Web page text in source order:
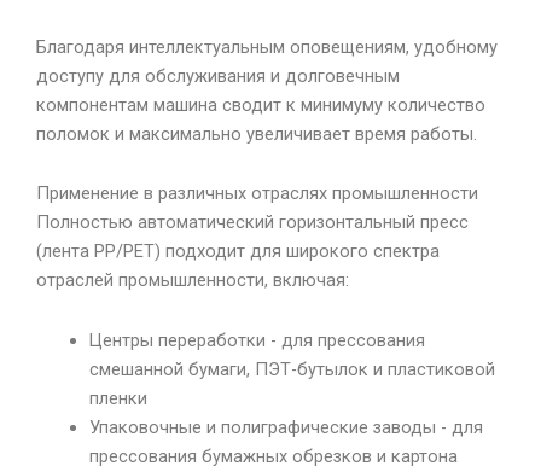
Благодаря интеллектуальным оповещениям, удобному
доступу для обслуживания и долговечным
компонентам машина сводит к минимуму количество
поломок и максимально увеличивает время работы.
Применение в различных отраслях промышленности
Полностью автоматический горизонтальный пресс
(лента PP/PET) подходит для широкого спектра
отраслей промышленности, включая:
Центры переработки - для прессования
смешанной бумаги, ПЭТ-бутылок и пластиковой
пленки
Упаковочные и полиграфические заводы - для
прессования бумажных обрезков и картона